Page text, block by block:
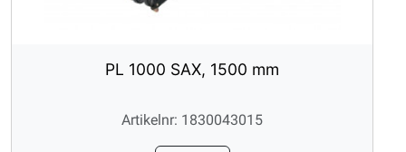
PL 1000 SAX, 1500 mm
Artikelnr: 1830043015